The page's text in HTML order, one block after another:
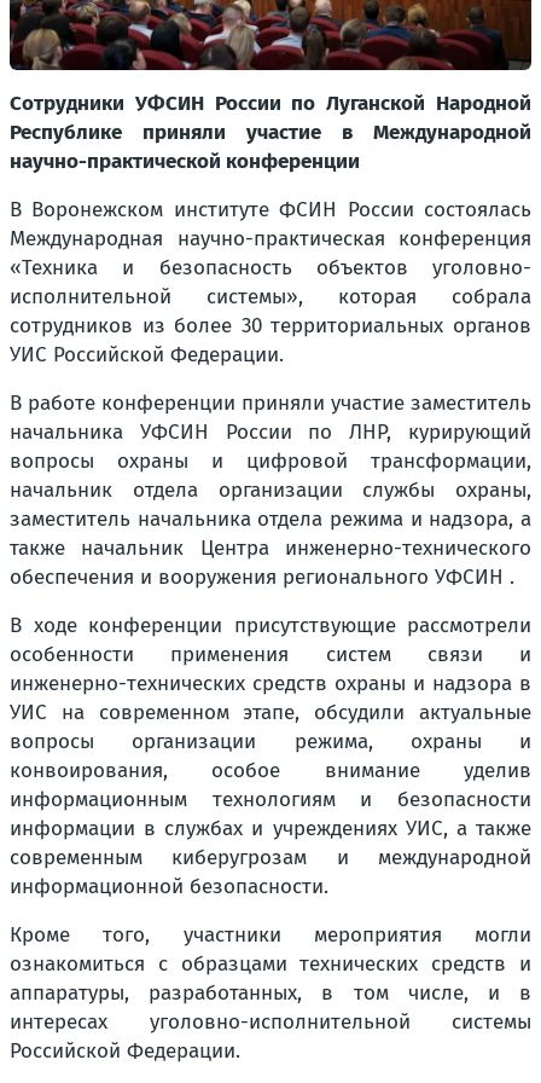
Сотрудники УФСИН России по Луганской Народной
Республике приняли участие в Международной
научно-практической конференции
В Воронежском институте ФСИН России состоялась
Международная научно-практическая конференция
«Техника и безопасность объектов уголовно-
исполнительной системы», которая собрала
сотрудников из более 30 территориальных органов
УИС Российской Федерации.
В работе конференции приняли участие заместитель
начальника УФСИН России по ЛНР, курирующий
вопросы охраны и цифровой трансформации,
начальник отдела организации службы охраны,
заместитель начальника отдела режима и надзора, а
также начальник Центра инженерно-технического
обеспечения и вооружения регионального УФСИН .
В ходе конференции присутствующие рассмотрели
особенности применения систем связи и
инженерно-технических средств охраны и надзора в
УИС на современном этапе, обсудили актуальные
вопросы организации режима, охраны и
конвоирования, особое внимание уделив
информационным технологиям и безопасности
информации в службах и учреждениях УИС, а также
современным киберугрозам и международной
информационной безопасности.
Кроме того, участники мероприятия могли
ознакомиться с образцами технических средств и
аппаратуры, разработанных, в том числе, и в
интересах уголовно-исполнительной системы
Российской Федерации.